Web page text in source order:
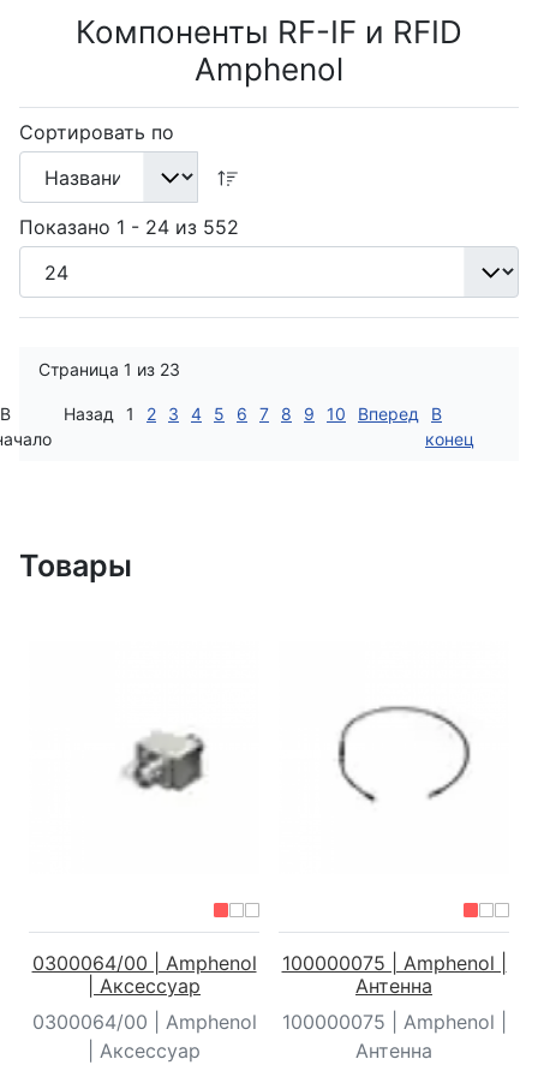
Компоненты RF-IF и RFID
Amphenol
Сортировать по
Показано 1 - 24 из 552
Страница 1 из 23
В
Назад 1 2 3 4 5 6 7 8 9 10 Вперед
В
конец
Товары
0300064/00 | Amphenol
| Аксессуар
0300064/00 | Amphenol
| Аксессуар
100000075 | Amphenol |
Антенна
100000075 | Amphenol |
Антенна